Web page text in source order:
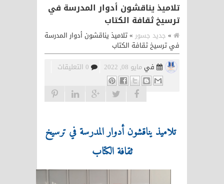
تلاميذ يناقشون أدوار المدرسة في
ترسيخ ثقافة الكتاب
» جديد جسور »تلاميذ يناقشون أدوار المدرسة
في ترسيخ ثقافة الكتاب
فيمايو 08, 2022 0 التعليقات
تلاميذ يناقشون أدوار المدرسة في ترسيخ
ثقافة الكتاب